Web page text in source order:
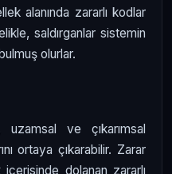
alanında zararlı kodlar
saldırganlar sistemin
olurlar.
uzamsal ve çıkarımsal
ortaya çıkarabilir. Zarar
dolanan zararlı